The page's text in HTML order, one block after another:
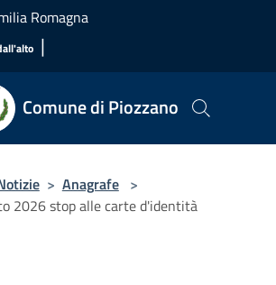
Romagna
|
Comune di Piozzano
> Anagrafe >
2026 stop alle carte d'identità